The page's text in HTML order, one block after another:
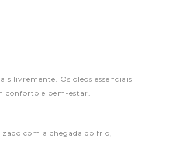
livremente. Os óleos essenciais
conforto e bem-estar.
com a chegada do frio,